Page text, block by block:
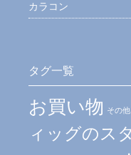
カラコン
タグ一覧
お買い物 その他
ィッグのス